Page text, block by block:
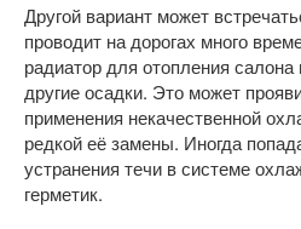
Другой вариант может
проводит на дорогах много
радиатор для отопления
другие осадки. Это может
применения некачественной
редкой её замены. Иногда
устранения течи в системе
герметик.